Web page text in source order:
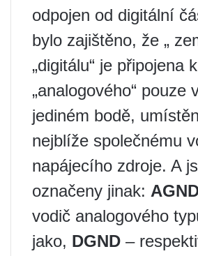
odpojen od digitální
bylo zajištěno, že „
„digitálu“ je připojena
„analogového“ pouze
jediném bodě,
nejblíže společnému
napájecího zdroje. A
označeny jinak:
vodič analogového
jako, DGND –